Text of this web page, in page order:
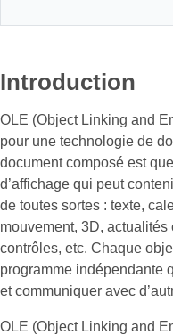
Introduction
OLE (Object Linking and
pour une technologie de
document composé est
d’affichage qui peut
de toutes sortes : texte,
mouvement, 3D,
contrôles, etc. Chaque
programme indépendante
et communiquer avec
OLE (Object Linking and